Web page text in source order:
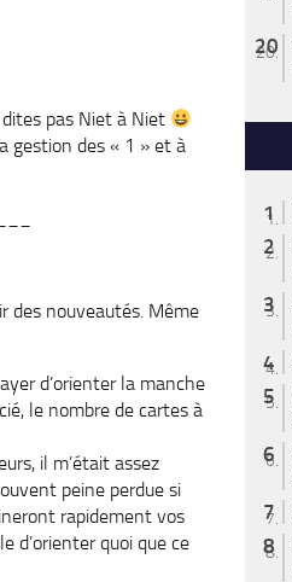
pas Niet à Niet
gestion des « 1 » et à
des nouveautés. Même
d’orienter la manche
le nombre de cartes à
il m’était assez
peine perdue si
rapidement vos
d’orienter quoi que ce